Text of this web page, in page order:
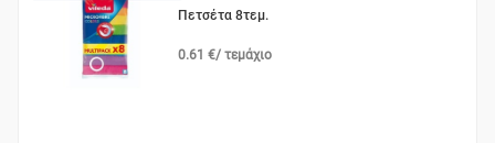
Πετσέτα 8τεμ.
0.61 €/ τεμάχιο